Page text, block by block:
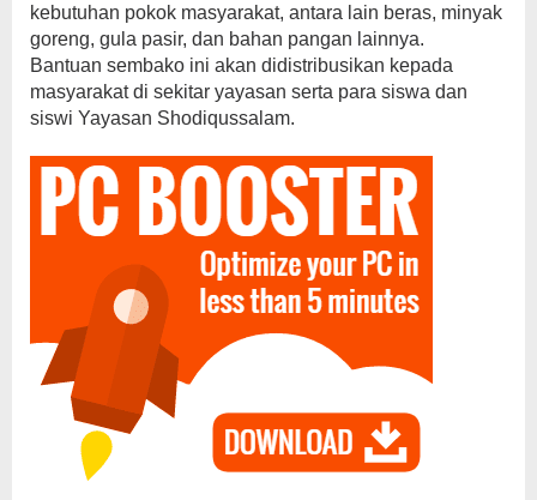
kebutuhan pokok masyarakat, antara lain beras, minyak
goreng, gula pasir, dan bahan pangan lainnya.
Bantuan sembako ini akan didistribusikan kepada
masyarakat di sekitar yayasan serta para siswa dan
siswi Yayasan Shodiqussalam.